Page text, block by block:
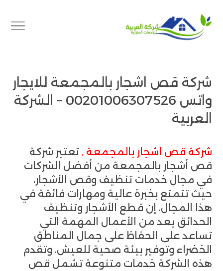
شركة قص اشجار بالمجمعة للايجار
واتس 00201006307526 – الشركة
العربية
شركة قص اشجار بالمجمعة , تعتبر شركة
قص أشجار بالمجمعة من أفضل الشركات
في مجال خدمات تنظيف وقص الأشجار،
حيث تتمتع بخبرة عالية ومهارات فائقة في
هذا المجال، إن قطع الأشجار وتنظيف
الحدائق يعد من الأعمال المهمة التي
تساعد على الحفاظ على جمال المناطق
الخضراء وتوفير بيئة صحية للعيش، وتقدم
هذه الشركة خدمات متنوعة تشمل قص